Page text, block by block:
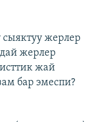
жерлер
жерлер
жай
бар эмеспи?